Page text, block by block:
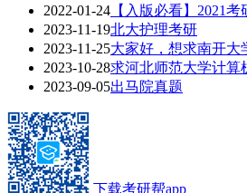
2022-01-24 【入版必看】2021
2023-11-19北大护理考研
2023-11-25大家好，想求南开大
2023-10-28求河北师范大学计算
2023-09-05出马院真题
下载考研帮app